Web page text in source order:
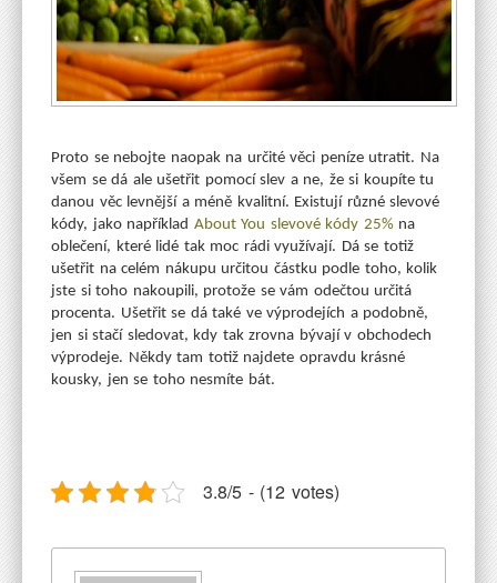
Proto se nebojte naopak na určité věci peníze utratit. Na
všem se dá ale ušetřit pomocí slev a ne, že si koupíte tu
danou věc levnější a méně kvalitní. Existují různé slevové
kódy, jako například About You slevové kódy 25%na
oblečení, které lidé tak moc rádi využívají. Dá se totiž
ušetřit na celém nákupu určitou částku podle toho, kolik
jste si toho nakoupili, protože se vám odečtou určitá
procenta. Ušetřit se dá také ve výprodejích a podobně,
jen si stačí sledovat, kdy tak zrovna bývají v obchodech
výprodeje. Někdy tam totiž najdete opravdu krásné
kousky, jen se toho nesmíte bát.
3.8/5 - (12 votes)